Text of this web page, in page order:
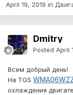
April 19, 2019 in
Dmitry
Posted April
Всем добрый день!
На TGS
охлаждения